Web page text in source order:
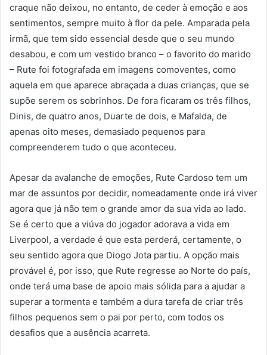
craque não deixou, no entanto, de ceder à emoção e aos
sentimentos, sempre muito à flor da pele. Amparada pela
irmã, que tem sido essencial desde que o seu mundo
desabou, e com um vestido branco – o favorito do marido
– Rute foi fotografada em imagens comoventes, como
aquela em que aparece abraçada a duas crianças, que se
supõe serem os sobrinhos. De fora ficaram os três filhos,
Dinis, de quatro anos, Duarte de dois, e Mafalda, de
apenas oito meses, demasiado pequenos para
compreenderem tudo o que aconteceu.
Apesar da avalanche de emoções, Rute Cardoso tem um
mar de assuntos por decidir, nomeadamente onde irá viver
agora que já não tem o grande amor da sua vida ao lado.
Se é certo que a viúva do jogador adorava a vida em
Liverpool, a verdade é que esta perderá, certamente, o
seu sentido agora que Diogo Jota partiu. A opção mais
provável é, por isso, que Rute regresse ao Norte do país,
onde terá uma base de apoio mais sólida para a ajudar a
superar a tormenta e também a dura tarefa de criar três
filhos pequenos sem o pai por perto, com todos os
desafios que a ausência acarreta.